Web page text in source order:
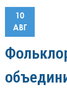
10
АВГ